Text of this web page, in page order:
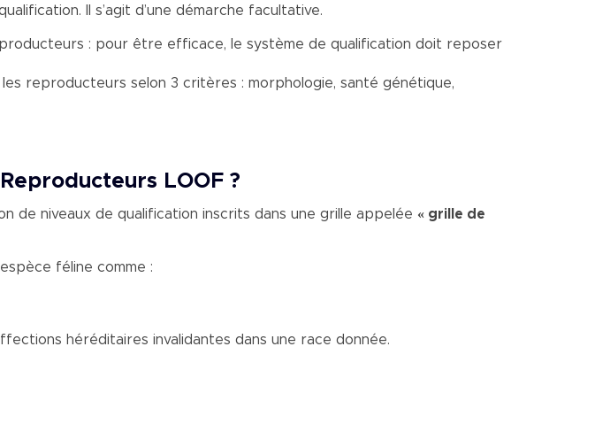
Il s’agit d’une démarche facultative.
: pour être efficace, le système de qualification doit reposer
reproducteurs selon 3 critères : morphologie, santé génétique,
LOOF ?
de niveaux de qualification inscrits dans une grille appelée « grille de
féline comme :
héréditaires invalidantes dans une race donnée.